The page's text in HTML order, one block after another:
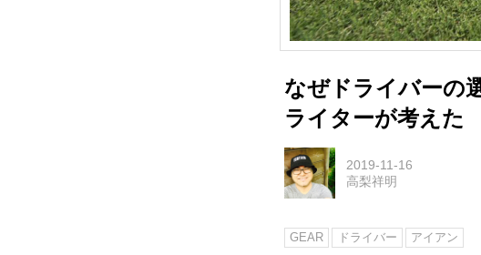
なぜドライバーの
ライターが考えた
2019-11-16
高梨祥明
GEAR ドライバー アイアン